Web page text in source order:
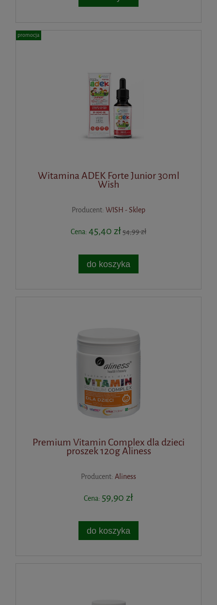
Witamina ADEK Forte Junior 30ml
Wish
Producent: WISH - Sklep
Cena: 45,40 zł54,99 zł
do koszyka
promocja
Premium Vitamin Complex dla dzieci
proszek 120g Aliness
Producent: Aliness
Cena: 59,90 zł
do koszyka